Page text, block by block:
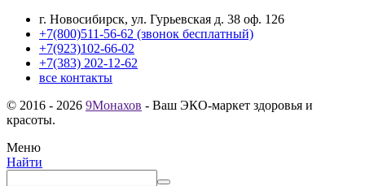
г. Новосибирск, ул. Гурьевская д. 38 оф. 126
+7(800)511-56-62 (звонок бесплатный)
+7(923)102-66-02
+7(383) 202-12-62
все контакты
© 2016 - 2026 9Монахов - Ваш ЭКО-маркет здоровья и
красоты.
Меню
Найти